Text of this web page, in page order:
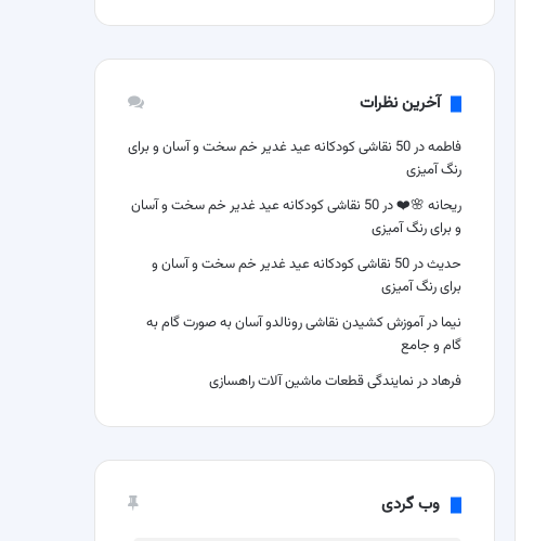
آخرین نظرات
فاطمهدر
50 نقاشی کودکانه عید غدیر خم سخت و آسان و برای
رنگ آمیزی
ریحانه 🌸❤️در
50 نقاشی کودکانه عید غدیر خم سخت و آسان
و برای رنگ آمیزی
حدیثدر
50 نقاشی کودکانه عید غدیر خم سخت و آسان و
برای رنگ آمیزی
نیما درآموزش کشیدن نقاشی رونالدو آسان به صورت گام به
گام و جامع
فرهاددر نمایندگی قطعات ماشین آلات راهسازی
وب گردی